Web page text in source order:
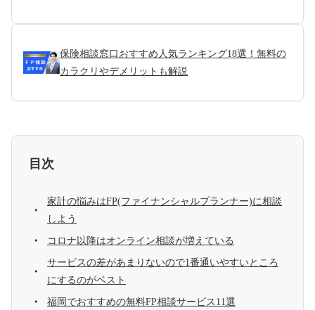
保険相談窓口おすすめ人気ランキング18選！無料の
カラクリやデメリットも解説
目次
家計の悩みはFP(ファイナンシャルプランナー)に相談
しよう
コロナ以降はオンライン相談が増えている
サービスの差があまりないので1番通いやすいところ
にするのがベスト
福岡でおすすめの無料FP相談サービス11選